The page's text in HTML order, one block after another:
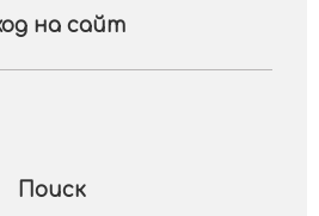
на сайт
Поиск